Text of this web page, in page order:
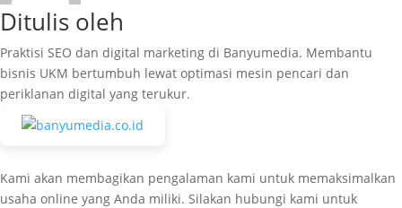
Ditulis oleh
Praktisi SEO dan digital marketing di Banyumedia. Membantu
bisnis UKM bertumbuh lewat optimasi mesin pencari dan
periklanan digital yang terukur.
Kami akan membagikan pengalaman kami untuk memaksimalkan
usaha online yang Anda miliki. Silakan hubungi kami untuk